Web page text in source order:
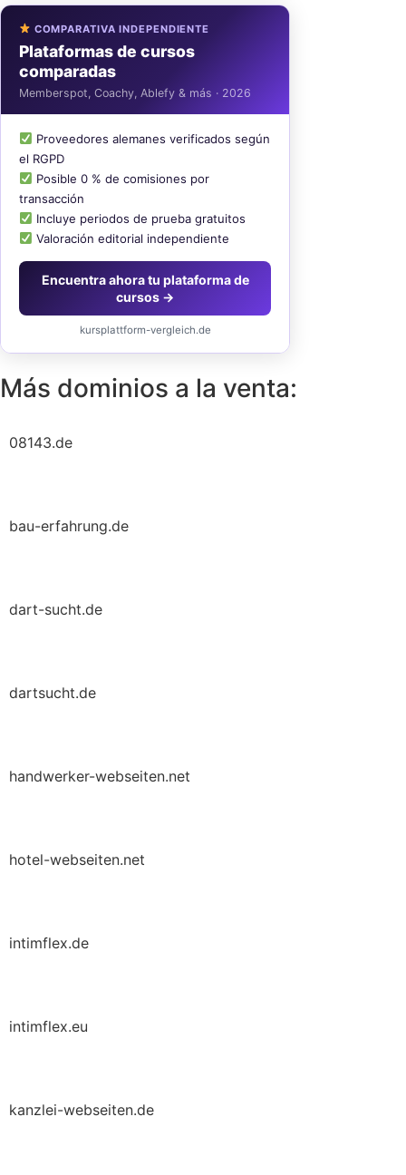
COMPARATIVA INDEPENDIENTE
Plataformas de cursos
comparadas
Memberspot, Coachy, Ablefy & más · 2026
Proveedores alemanes verificados según
el RGPD
Posible 0 % de comisiones por
transacción
Incluye periodos de prueba gratuitos
Valoración editorial independiente
Encuentra ahora tu plataforma de
cursos →
kursplattform-vergleich.de
Más dominios a la venta:
08143.de
bau-erfahrung.de
dart-sucht.de
dartsucht.de
handwerker-webseiten.net
hotel-webseiten.net
intimflex.de
intimflex.eu
kanzlei-webseiten.de